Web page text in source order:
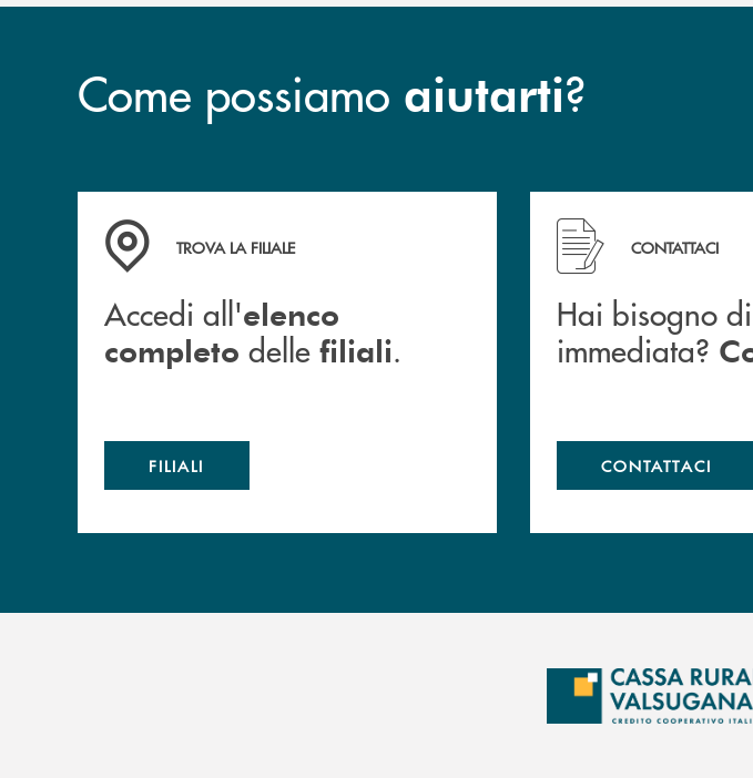
Come possiamo aiutarti?
Accedi all' elenco completo delle filiali .
TROVA LA FILIALE
Accedi all'elenco
completo delle filiali.
FILIALI
Hai bisogno di
CONTATTACI
Hai bisogno di
immediata?
CONTATTACI